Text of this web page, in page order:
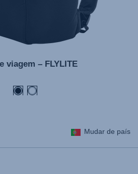
viagem – FLYLITE
Mudar de país